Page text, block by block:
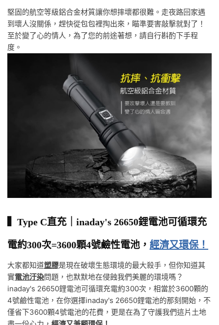
堅固的航空等級鋁合金材質讓你想摔壞都很難。走夜路回家遇
到壞人沒關係，趕快從包包裡掏出來，瞄準要害敲擊就對了！
至於變了心的情人，為了您的前途著想，請自行斟酌下手程
度。
▍Type C直充｜inaday's 26650鋰電池可循環充
電約300次=3600顆4號鹼性電池， 經濟又環保！
大家都知道塑膠是現在破壞生態環境的最大殺手，但你知道其
實電池汙染問題，也默默地在侵蝕我們美麗的環境嗎？
inaday's 26650鋰電池可循環充電約300次，相當於3600顆的
4號鹼性電池，在你選擇inaday's 26650鋰電池的那刻開始，不
僅省下3600顆4號電池的花費，更是在為了守護我們這片土地